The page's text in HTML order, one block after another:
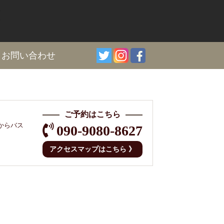
お問い合わせ
らバス
ご予約はこちら
090-9080-8627
アクセスマップはこちら 》